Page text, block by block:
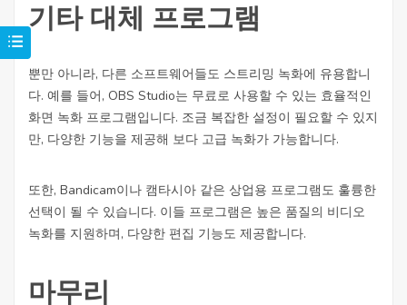
기타 대체 프로그램
뿐만 아니라, 다른 소프트웨어들도 스트리밍 녹화에 유용합니
다. 예를 들어, OBS Studio는 무료로 사용할 수 있는 효율적인
화면 녹화 프로그램입니다. 조금 복잡한 설정이 필요할 수 있지
만, 다양한 기능을 제공해 보다 고급 녹화가 가능합니다.
또한, Bandicam이나 캠타시아 같은 상업용 프로그램도 훌륭한
선택이 될 수 있습니다. 이들 프로그램은 높은 품질의 비디오
녹화를 지원하며, 다양한 편집 기능도 제공합니다.
마무리